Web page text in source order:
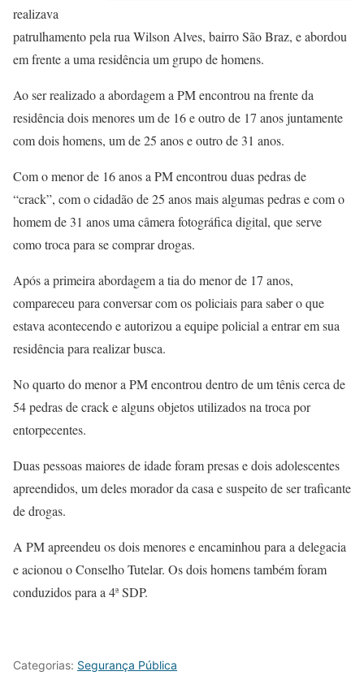
realizava
patrulhamento pela rua Wilson Alves, bairro São Braz, e abordou
em frente a uma residência um grupo de homens.
Ao ser realizado a abordagem a PM encontrou na frente da
residência dois menores um de 16 e outro de 17 anos juntamente
com dois homens, um de 25 anos e outro de 31 anos.
Com o menor de 16 anos a PM encontrou duas pedras de
“crack”, com o cidadão de 25 anos mais algumas pedras e com o
homem de 31 anos uma câmera fotográfica digital, que serve
como troca para se comprar drogas.
Após a primeira abordagem a tia do menor de 17 anos,
compareceu para conversar com os policiais para saber o que
estava acontecendo e autorizou a equipe policial a entrar em sua
residência para realizar busca.
No quarto do menor a PM encontrou dentro de um tênis cerca de
54 pedras de crack e alguns objetos utilizados na troca por
entorpecentes.
Duas pessoas maiores de idade foram presas e dois adolescentes
apreendidos, um deles morador da casa e suspeito de ser traficante
de drogas.
A PM apreendeu os dois menores e encaminhou para a delegacia
e acionou o Conselho Tutelar. Os dois homens também foram
conduzidos para a 4ª SDP.
Categorias: Segurança Pública